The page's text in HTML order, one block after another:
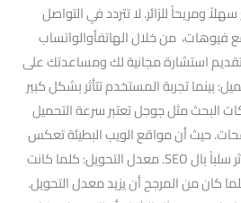
ومريحاً للزائر. لا تتردد في التواصل
مع فيوهات، من خلال الهاتفأوالواتساب
استشارة مجانية لك ومساعدتك على
بينما تجربة المستخدم تتأثر بشكل كبير
البحث مثل جوجل تعتبر سرعة التحميل
حيث أن مواقع الويب البطيئة تعكس
تجربة مستخدم سيئة وقد تتأثر سلباً بال SEO. معدل التحويل: كلما كانت
كان من المرجح أن يزيد معدل التحويل.